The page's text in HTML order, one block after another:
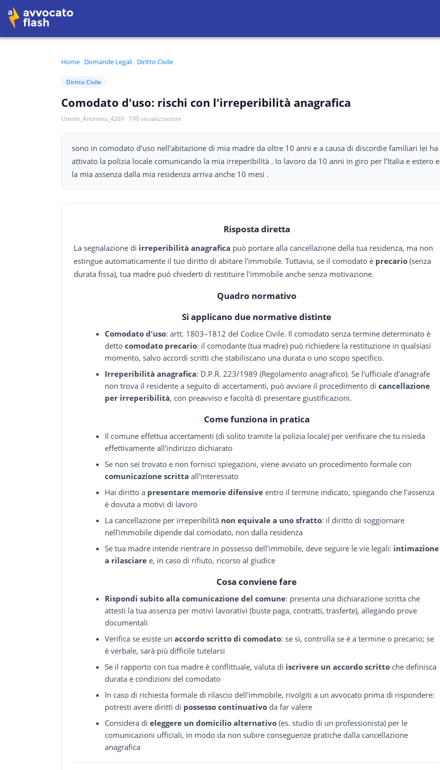
Home · Domande Legali · Diritto Civile
Diritto Civile
Comodato d'uso: rischi con l'irreperibilità anagrafica
Utente_Anonimo_4269 · 190visualizzazioni
sono in comodato d'uso nell'abitazione di mia madre da oltre 10 anni e a causa di discordie familiari lei ha
attivato la polizia locale comunicando la mia irreperibilità . Io lavoro da 10 anni in giro per l'Italia e estero e
la mia assenza dalla mia residenza arriva anche 10 mesi .
Risposta diretta
La segnalazione di irreperibilità anagrafica può portare alla cancellazione della tua residenza, ma non
estingue automaticamente il tuo diritto di abitare l'immobile. Tuttavia, se il comodato è precario (senza
durata fissa), tua madre può chiederti di restituire l'immobile anche senza motivazione.
Quadro normativo
Si applicano due normative distinte
Comodato d'uso: artt. 1803–1812 del Codice Civile. Il comodato senza termine determinato è
dettocomodato precario: il comodante (tua madre) può richiedere la restituzione in qualsiasi
momento, salvo accordi scritti che stabiliscano una durata o uno scopo specifico.
Irreperibilità anagrafica: D.P.R. 223/1989 (Regolamento anagrafico). Se l'ufficiale d'anagrafe
non trova il residente a seguito di accertamenti, può avviare il procedimento dicancellazione
per irreperibilità, con preavviso e facoltà di presentare giustificazioni.
Come funziona in pratica
Il comune effettua accertamenti (di solito tramite la polizia locale) per verificare che tu risieda
effettivamente all'indirizzo dichiarato
Se non sei trovato e non fornisci spiegazioni, viene avviato un procedimento formale con
comunicazione scritta all'interessato
Hai diritto a presentare memorie difensive entro il termine indicato, spiegando che l'assenza
è dovuta a motivi di lavoro
La cancellazione per irreperibilità non equivale a uno sfratto: il diritto di soggiornare
nell'immobile dipende dal comodato, non dalla residenza
Se tua madre intende rientrare in possesso dell'immobile, deve seguire le vie legali: intimazione
a rilasciare e, in caso di rifiuto, ricorso al giudice
Cosa conviene fare
Rispondi subito alla comunicazione del comune: presenta una dichiarazione scritta che
attesti la tua assenza per motivi lavorativi (buste paga, contratti, trasferte), allegando prove
documentali
Verifica se esiste unaccordo scritto di comodato: se sì, controlla se è a termine o precario; se
è verbale, sarà più difficile tutelarsi
Se il rapporto con tua madre è conflittuale, valuta di iscrivere un accordo scritto che definisca
durata e condizioni del comodato
In caso di richiesta formale di rilascio dell'immobile, rivolgiti a un avvocato prima di rispondere:
potresti avere diritti di possesso continuativo da far valere
Considera dieleggere un domicilio alternativo (es. studio di un professionista) per le
comunicazioni ufficiali, in modo da non subire conseguenze pratiche dalla cancellazione
anagrafica